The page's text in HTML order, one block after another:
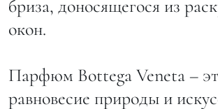
бриза, доносящегося из
окон.
Парфюм Bottega Veneta –
равновесие природы и